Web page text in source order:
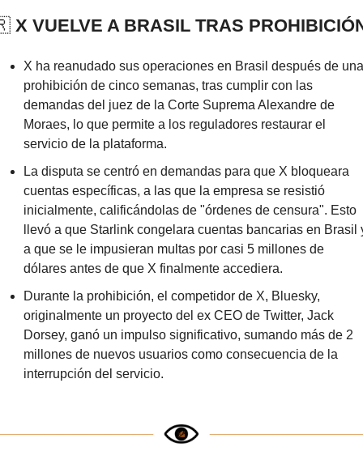
X VUELVE A BRASIL TRAS
X ha reanudado sus operaciones en Brasil después de una
prohibición de cinco semanas, tras cumplir con las
demandas del juez de la Corte Suprema Alexandre de
Moraes, lo que permite a los reguladores restaurar el
servicio de la plataforma.
La disputa se centró en demandas para que X bloqueara
cuentas específicas, a las que la empresa se resistió
inicialmente, calificándolas de "órdenes de censura". Esto
llevó a que Starlink congelara cuentas bancarias en Brasil
a que se le impusieran multas por casi 5 millones de
dólares antes de que X finalmente accediera.
Durante la prohibición, el competidor de X, Bluesky,
originalmente un proyecto del ex CEO de Twitter, Jack
Dorsey, ganó un impulso significativo, sumando más de 2
millones de nuevos usuarios como consecuencia de la
interrupción del servicio.